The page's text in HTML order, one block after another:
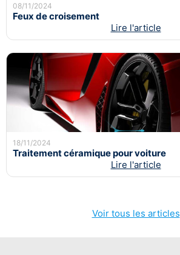
08/11/2024
Feux de croisement
Lire l'article
18/11/2024
Traitement céramique pour voiture
Lire l'article
Voir tous les articles